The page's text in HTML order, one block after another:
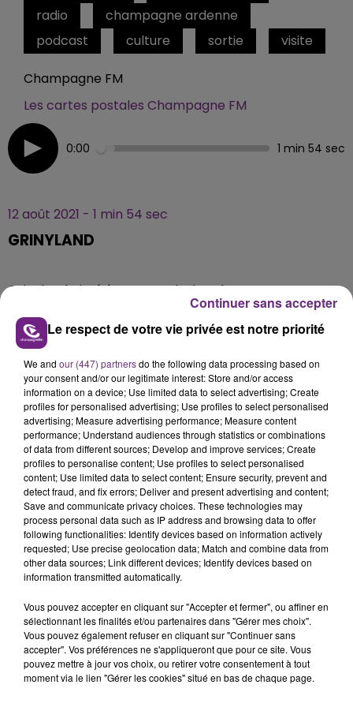
radio
champagne ardenne
podcast
culture sortie visite
Champagne FM
Les cartes postales Champagne FM
0:00 1 min 54 sec
12 août 2021 - 1 min 54 sec
GRINYLAND
Grinyland, situé à Sept-Saulx dans la Marne, est un
parc d'attractions et de loisirs avec des activités
différentes selon les saisons.
TITRES DIFFUSÉS
8h57
8h57
ORIA
Soiree Mondaine
8h51
8h51
TEDDY SWIMS
Mr Know It All
Le respect de votre vie privée est notre priorité
We and our (447) partnersdo the following data processing based on
your consent and/or our legitimate interest: Store and/or access
information on a device; Use limited data to select advertising; Create
profiles for personalised advertising; Use profiles to select personalised
advertising; Measure advertising performance; Measure content
performance; Understand audiences through statistics or combinations
of data from different sources; Develop and improve services; Create
profiles to personalise content; Use profiles to select personalised
content; Use limited data to select content; Ensure security, prevent and
detect fraud, and fix errors; Deliver and present advertising and content;
Save and communicate privacy choices. These technologies may
process personal data such as IP address and browsing data to offer
following functionalities: Identify devices based on information actively
requested; Use precise geolocation data; Match and combine data from
other data sources; Link different devices; Identify devices based on
information transmitted automatically.
Vous pouvez accepter en cliquant sur "Accepter et fermer", ou affiner en
sélectionnant les finalités et/ou partenaires dans "Gérer mes choix".
Vous pouvez également refuser en cliquant sur "Continuer sans
accepter". Vos préférences ne s'appliqueront que pour ce site. Vous
pouvez mettre à jour vos choix, ou retirer votre consentement à tout
moment via le lien "Gérer les cookies" situé en bas de chaque page.
Continuer sans accepter